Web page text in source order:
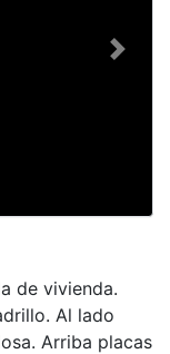
Next
de vivienda.
Al lado
Arriba placas